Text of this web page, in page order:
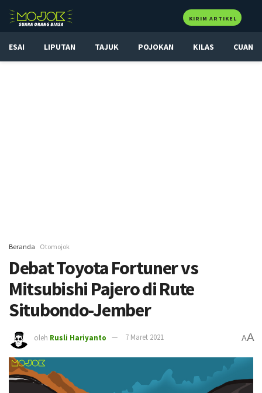
KIRIM ARTIKEL
ESAI LIPUTAN TAJUK POJOKAN KILAS CUAN
Beranda Otomojok
Debat Toyota Fortuner vs
Mitsubishi Pajero di Rute
Situbondo-Jember
oleh Rusli Hariyanto 7 Maret 2021 AA